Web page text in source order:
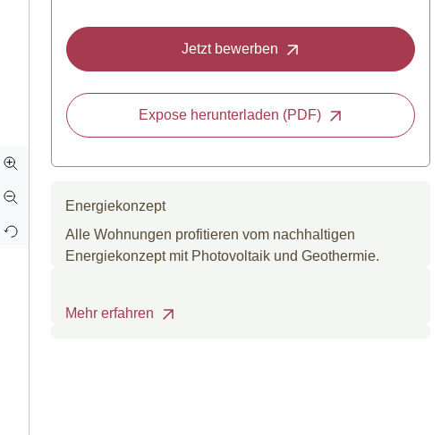
Jetzt bewerben
Expose herunterladen (PDF)
Energiekonzept
Alle Wohnungen profitieren vom nachhaltigen
Energiekonzept mit Photovoltaik und Geothermie.
Mehr erfahren